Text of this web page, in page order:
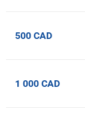
500 CAD
1 000 CAD